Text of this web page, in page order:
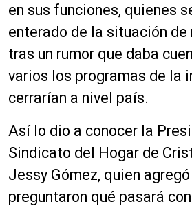
en sus funciones, quienes
enterado de la situación de
tras un rumor que daba
varios los programas de la
cerrarían a nivel país.
Así lo dio a conocer la
Sindicato del Hogar de
Jessy Gómez, quien
preguntaron qué pasará